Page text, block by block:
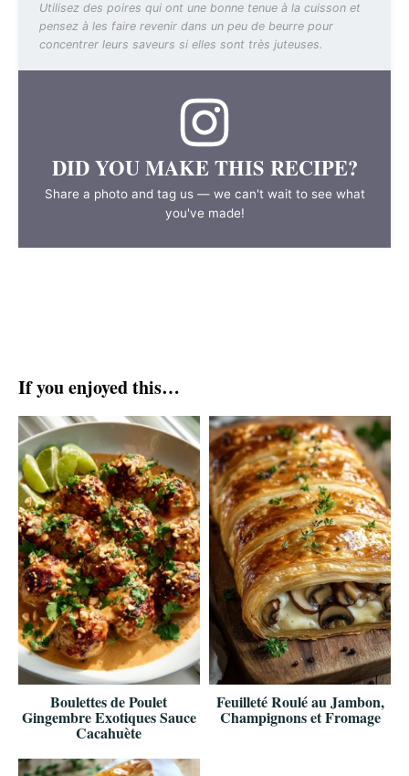
Utilisez des poires qui ont une bonne tenue à la cuisson et
pensez à les faire revenir dans un peu de beurre pour
concentrer leurs saveurs si elles sont très juteuses.
DID YOU MAKE THIS RECIPE?
Share a photo and tag us — we can't wait to see what
you've made!
If you enjoyed this…
Boulettes de Poulet
Gingembre Exotiques Sauce
Cacahuète
Feuilleté Roulé au Jambon,
Champignons et Fromage